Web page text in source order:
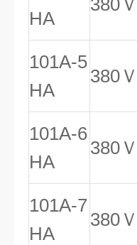
HA
380Ｖ
101A-5
HA
380Ｖ
101A-6
HA
380Ｖ
101A-7
HA
380Ｖ